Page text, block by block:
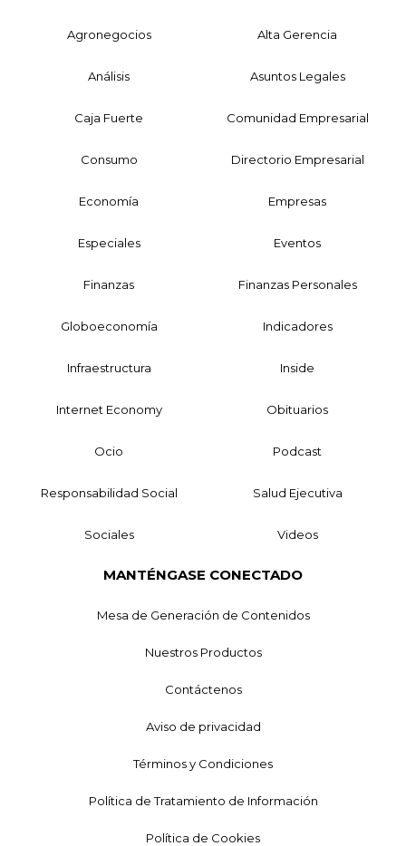
Agronegocios Alta Gerencia
Análisis Asuntos Legales
Caja Fuerte Comunidad Empresarial
Consumo Directorio Empresarial
Economía Empresas
Especiales Eventos
Finanzas Finanzas Personales
Globoeconomía Indicadores
Infraestructura Inside
Internet Economy Obituarios
Ocio Podcast
Responsabilidad Social Salud Ejecutiva
Sociales Videos
MANTÉNGASE CONECTADO
Mesa de Generación de Contenidos
Nuestros Productos
Contáctenos
Aviso de privacidad
Términos y Condiciones
Política de Tratamiento de Información
Política de Cookies